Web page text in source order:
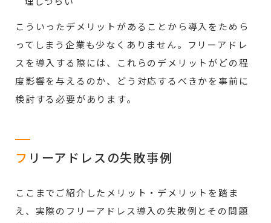
こういったデメリットがあることから導入をためら
ってしまう企業も少なくありません。フリーアドレ
スを導入する際には、これらのデメリットがどの程
度影響を与えるのか、どう対応するべきかを事前に
検討する必要があります。
フ リーアドレスの失敗事例
ここまでご紹介したメリット・デメリットを踏ま
え、実際のフリーアドレス導入の失敗例とその問題